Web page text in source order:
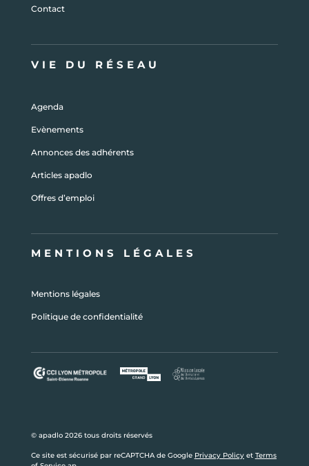
Contact
VIE DU RÉSEAU
Agenda
Evènements
Annonces des adhérents
Articles apadlo
Offres d’emploi
MENTIONS LÉGALES
Mentions légales
Politique de confidentialité
© apadlo 2026 tous droits réservés
Ce site est sécurisé par reCAPTCHA de Google Privacy Policyet Terms